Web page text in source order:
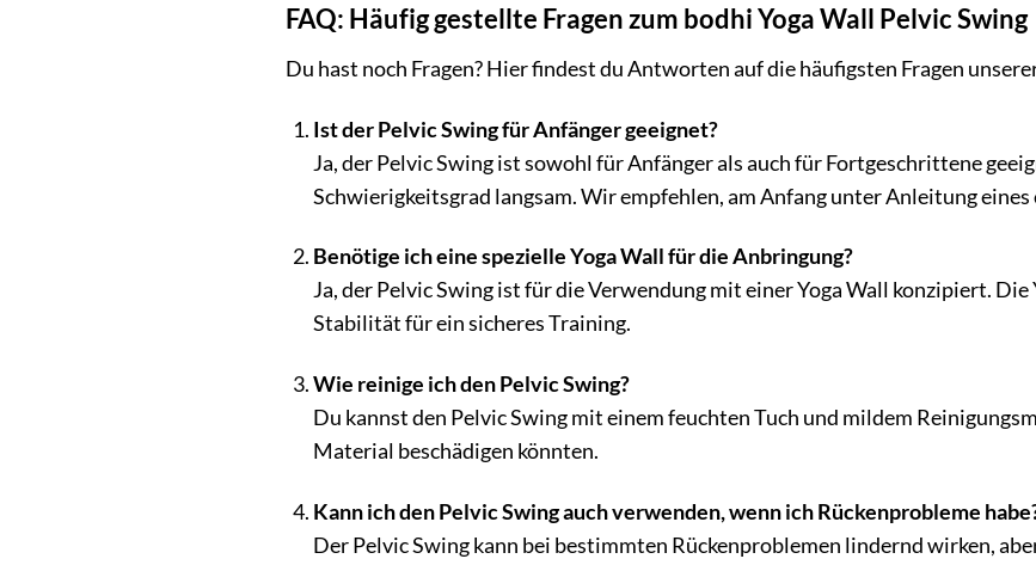
FAQ: Häufig gestellte Fragen zum bodhi Yoga Wall Pelvic Swing
Du hast noch Fragen? Hier findest du Antworten auf die häufigsten Fragen
Ist der Pelvic Swing für Anfänger geeignet?
Ja, der Pelvic Swing ist sowohl für Anfänger als auch für Fortgeschrittene
Schwierigkeitsgrad langsam. Wir empfehlen, am Anfang unter Anleitung eines
Benötige ich eine spezielle Yoga Wall für die Anbringung?
Ja, der Pelvic Swing ist für die Verwendung mit einer Yoga Wall konzipiert.
Stabilität für ein sicheres Training.
Wie reinige ich den Pelvic Swing?
Du kannst den Pelvic Swing mit einem feuchten Tuch und mildem
Material beschädigen könnten.
Kann ich den Pelvic Swing auch verwenden, wenn ich Rückenprobleme
Der Pelvic Swing kann bei bestimmten Rückenproblemen lindernd wirken,